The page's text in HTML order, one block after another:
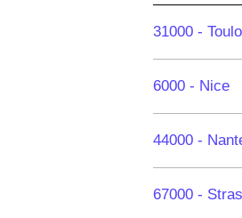
31000 -
6000 - Nice
44000 -
67000 -